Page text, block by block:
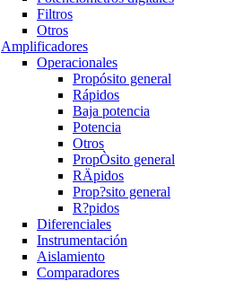
Filtros
Otros
Amplificadores
Operacionales
Propósito general
Rápidos
Baja potencia
Potencia
Otros
PropÒsito general
RÄpidos
Prop?sito general
R?pidos
Diferenciales
Instrumentación
Aislamiento
Comparadores